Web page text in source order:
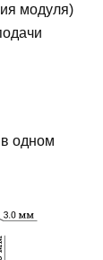
модуля)
одном